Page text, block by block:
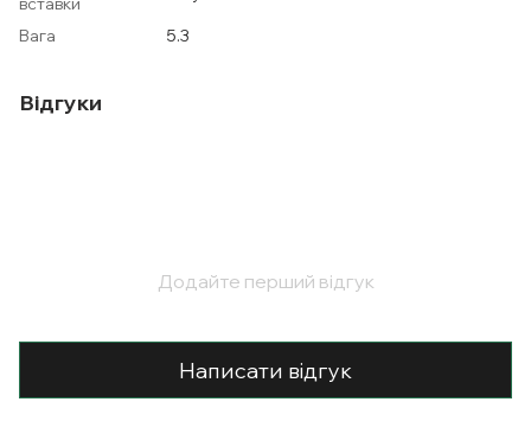
Вага
5.3
Відгуки
Додайте перший відгук
Написати відгук